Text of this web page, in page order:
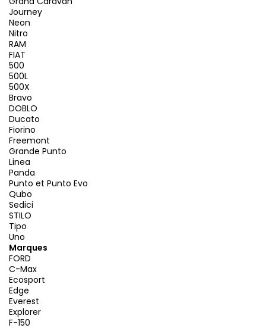
Journey
Neon
Nitro
RAM
FIAT
500
500L
500X
Bravo
DOBLO
Ducato
Fiorino
Freemont
Grande Punto
Linea
Panda
Punto et Punto Evo
Qubo
Sedici
STILO
Tipo
Uno
Marques
FORD
C-Max
Ecosport
Edge
Everest
Explorer
F-150